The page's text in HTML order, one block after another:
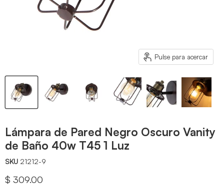
Pulse para acercar
Lámpara de Pared Negro Oscuro Vanity
de Baño 40w T45 1 Luz
SKU 21212-9
Precio actual
$ 309.00